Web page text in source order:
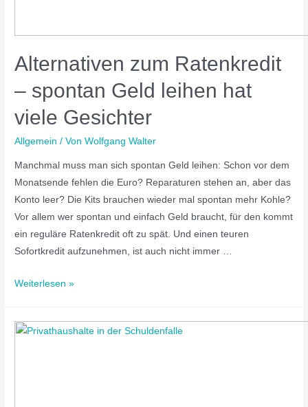
Alternativen zum Ratenkredit
– spontan Geld leihen hat
viele Gesichter
Allgemein / VonWolfgang Walter
Manchmal muss man sich spontan Geld leihen: Schon vor dem
Monatsende fehlen die Euro? Reparaturen stehen an, aber das
Konto leer? Die Kits brauchen wieder mal spontan mehr Kohle?
Vor allem wer spontan und einfach Geld braucht, für den kommt
ein reguläre Ratenkredit oft zu spät. Und einen teuren
Sofortkredit aufzunehmen, ist auch nicht immer …
Weiterlesen »